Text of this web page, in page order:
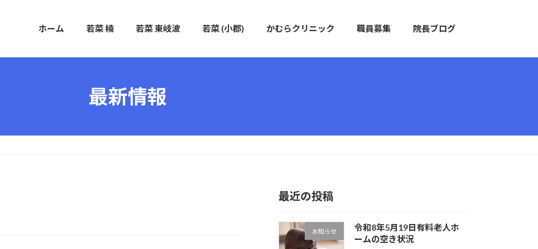
ホーム 若菜 楠 若菜 東岐波 若菜 (小郡) かむらクリニック 職員募集 院長ブログ
最新情報
最近の投稿
お知らせ
令和8年5月19日有料老人ホ
ームの空き状況